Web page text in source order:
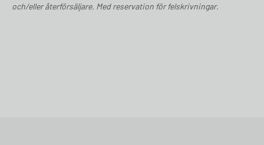
och/eller återförsäljare. Med reservation för felskrivningar.